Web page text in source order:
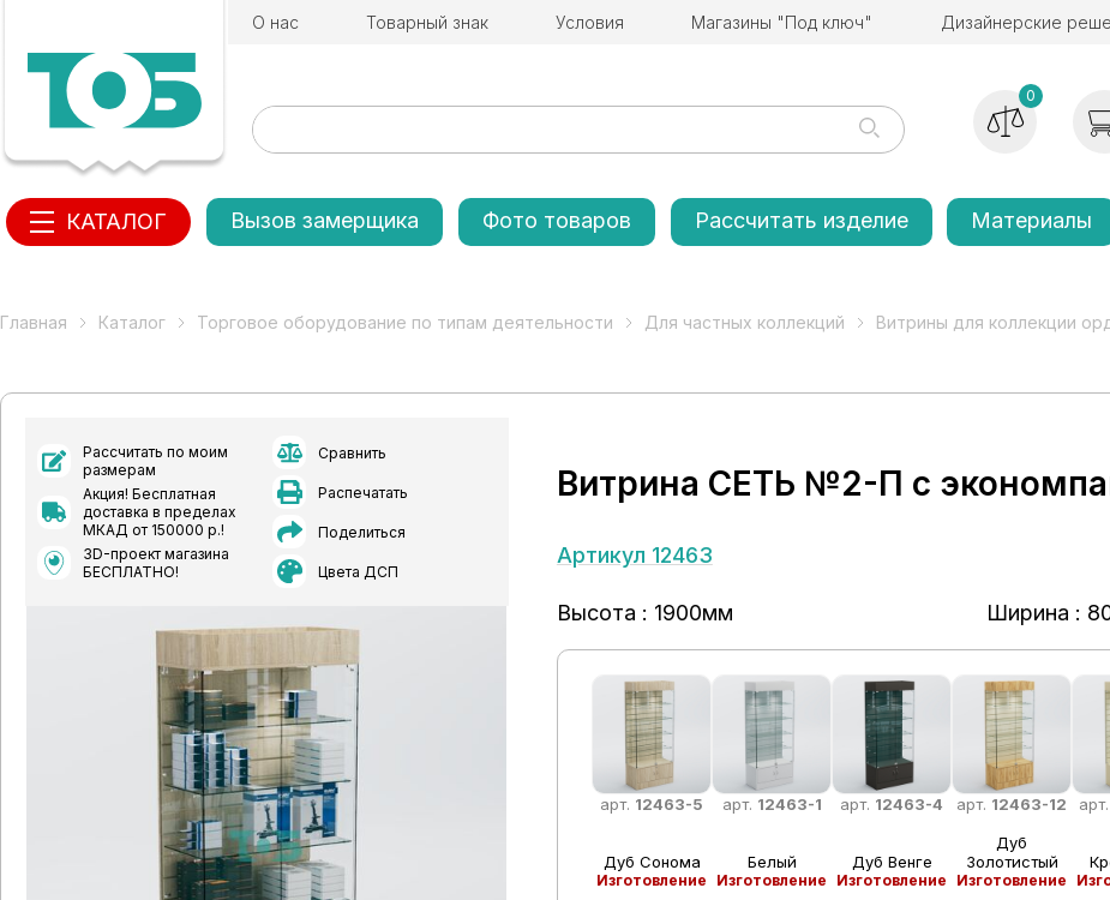
О нас Товарный знак Условия Магазины "Под ключ" Дизайнерские
0
КАТАЛОГ Вызов замерщика Фото товаров Рассчитать изделие Материалы
Главная Каталог Торговое оборудование по типам деятельности Для частных коллекций Витрины для коллекции
Рассчитать по моим
размерам
Акция! Бесплатная
доставка в пределах
МКАД от 150000 р.!
3D-проект магазина
БЕСПЛАТНО!
Сравнить
Распечатать
Поделиться
Цвета ДСП
Витрина СЕТЬ №2-П с
Артикул 12463
Высота : 1900мм Ширина :
арт. 12463-5
Дуб Сонома
Изготовление
арт. 12463-1
Белый
Изготовление
арт. 12463-4
Дуб Венге
Изготовление
арт. 12463-12
Дуб
Золотистый
Изготовление
арт.